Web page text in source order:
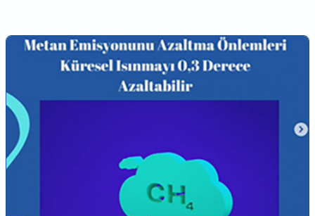
70’ini üretmektedir. Aldığımız iki nefesten birini sağlar. Dünyadaki oksijenin en
önemli kaynağı denizlerde gerçekleşen fotosentezin %95’den fazlasını fitoplankton
gerçekleştirir ve bu sayede oksijen ve besin üretimini sağlar. Denizlerdeki besin
zincirinin ilk ve en önemli halkası olan ve okyanuslardaki canlı biyokütlesinin %90
dan fazlasını oluşturan planktonu korumak bizim bireysel alışkanlıklarımızı,
ihtiyaçlarımızı iyi belirlememize bağlı.